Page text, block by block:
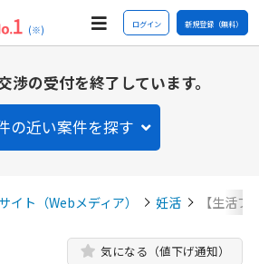
(※) ログイン 新規登録（無料）
渉の受付を終了しています。
の近い案件を探す
イト（Webメディア） 妊活 【生活
気になる（値下げ通知）